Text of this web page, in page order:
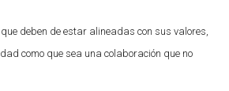
deben de estar alineadas con sus valores,
como que sea una colaboración que no